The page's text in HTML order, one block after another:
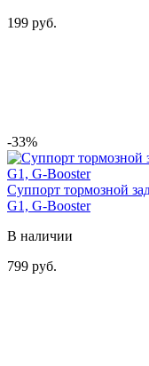
199 руб.
-33%
Суппорт тормозной
G1, G-Booster
В наличии
799 руб.